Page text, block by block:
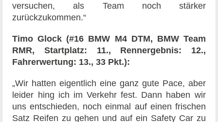
versuchen, als Team noch stärker
zurückzukommen.“
Timo Glock (#16 BMW M4 DTM, BMW Team
RMR, Startplatz: 11., Rennergebnis: 12.,
Fahrerwertung: 13., 33 Pkt.):
„Wir hatten eigentlich eine ganz gute Pace, aber
leider hing ich im Verkehr fest. Dann haben wir
uns entschieden, noch einmal auf einen frischen
Satz Reifen zu gehen und auf ein Safety Car zu